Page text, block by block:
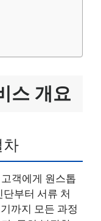
스 개요
차
객에게 원스톱
부터 서류 처
까지 모든 과정